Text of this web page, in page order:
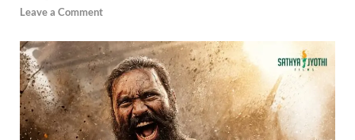
Leave a Comment